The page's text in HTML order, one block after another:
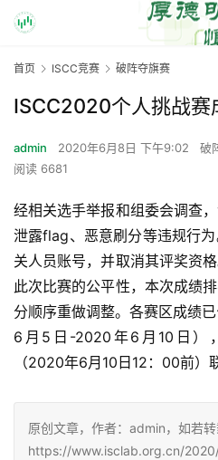
首页 ISCC竞赛 破阵夺旗赛
ISCC2020个人挑战赛
admin 2020年6月8日 下午9:02 破
阅读 6681
经相关选手举报和组委会调查
泄露flag、恶意刷分等违规行
关人员账号，并取消其评奖资
此次比赛的公平性，本次成绩
分顺序重做调整。各赛区成绩
6月5日-2020年6月10日）
（2020年6月10日12：00前）
原创文章，作者：admin，如若转
https://www.isclab.org.cn/